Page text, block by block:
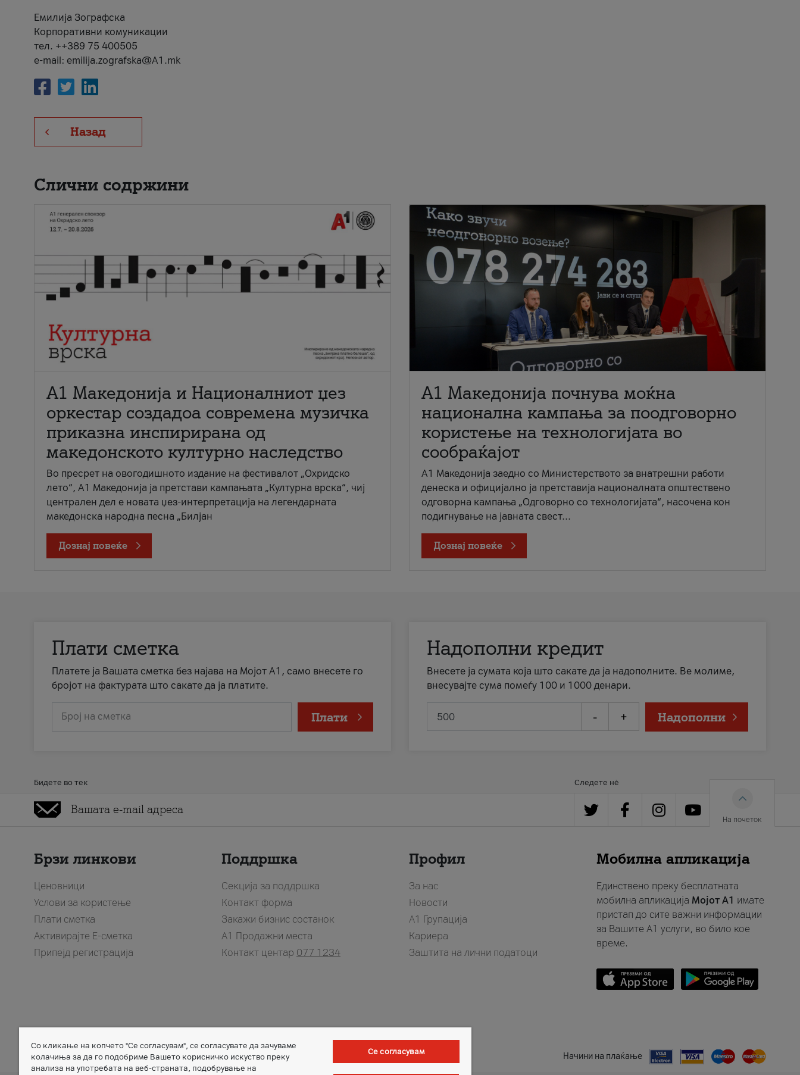
Емилија Зографска
Корпоративни комуникации
тел. ++389 75 400505
e-mail: emilija.zografska@A1.mk
Назад
Слични содржини
А1 Македонија и Националниот џез
оркестар создадоа современа музичка
приказна инспирирана од
македонското културно наследство
Во пресрет на овогодишното издание на фестивалот „Охридско
лето“, А1 Македонија ја претстави кампањата „Културна врска“, чиј
централен дел е новата џез-интерпретација на легендарната
македонска народна песна „Билјан
Дознај повеќе
A1 Македонија почнува моќна
национална кампања за поодговорно
користење на технологијата во
сообраќајот
A1 Македонија заедно со Министерството за внатрешни работи
денеска и официјално ја претставија националната општествено
одговорна кампања „Одговорно со технологијата“, насочена кон
подигнување на јавната свест...
Дознај повеќе
Плати сметка
Платете ја Вашата сметка без најава на Мојот А1, само внесете го
бројот на фактурата што сакате да ја платите.
Број на сметка Плати
Надополни кредит
Внесете ја сумата која што сакате да ја надополните. Ве молиме,
внесувајте сума помеѓу 100 и 1000 денари.
- + Надополни
Бидете во тек Следете нè
На почеток
Брзи линкови
Ценовници
Услови за користење
Плати сметка
Активирајте Е-сметка
Припејд регистрација
Поддршка
Секција за поддршка
Контакт форма
Закажи бизнис состанок
A1 Продажни места
Контакт центар 077 1234
Профил
За нас
Новости
А1 Групација
Кариера
Заштита на лични податоци
Мобилна апликација
Единствено преку бесплатната
мобилна апликација Мојот A1 имате
пристап до сите важни информации
за Вашите A1 услуги, во било кое
време.
Member of Начини на плаќање
Со кликање на копчето "Се согласувам", се согласувате да зачуваме
колачиња за да го подобриме Вашето корисничко искуство преку
анализа на употребата на веб-страната, подобрување на
Се согласувам